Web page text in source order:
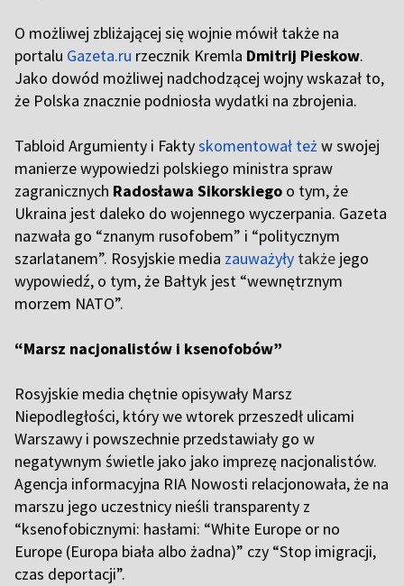
O możliwej zbliżającej się wojnie mówił także na
portalu Gazeta.ru rzecznik Kremla Dmitrij Pieskow.
Jako dowód możliwej nadchodzącej wojny wskazał to,
że Polska znacznie podniosła wydatki na zbrojenia.
Tabloid Argumienty i Faktyskomentował teżw swojej
manierze wypowiedzi polskiego ministra spraw
zagranicznych Radosława Sikorskiego o tym, że
Ukraina jest daleko do wojennego wyczerpania. Gazeta
nazwała go “znanym rusofobem” i “politycznym
szarlatanem”. Rosyjskie media zauważyły także jego
wypowiedź, o tym, że Bałtyk jest “wewnętrznym
morzem NATO”.
“Marsz nacjonalistów i ksenofobów”
Rosyjskie media chętnie opisywały Marsz
Niepodległości, który we wtorek przeszedł ulicami
Warszawy i powszechnie przedstawiały go w
negatywnym świetle jako jako imprezę nacjonalistów.
Agencja informacyjna RIA Nowosti relacjonowała, że na
marszu jego uczestnicy nieśli transparenty z
“ksenofobicznymi: hasłami: “White Europe or no
Europe (Europa biała albo żadna)” czy “Stop imigracji,
czas deportacji”.